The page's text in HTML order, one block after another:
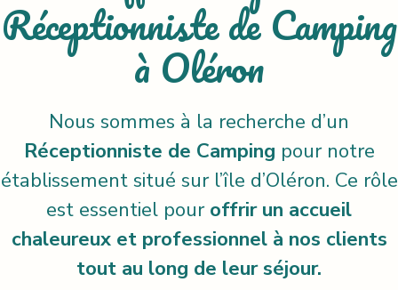
Réceptionniste de Camping
à Oléron
Nous sommes à la recherche d’un
Réceptionniste de Camping pour notre
établissement situé sur l’île d’Oléron. Ce rôle
est essentiel pouroffrir un accueil
chaleureux et professionnel à nos clients
tout au long de leur séjour.